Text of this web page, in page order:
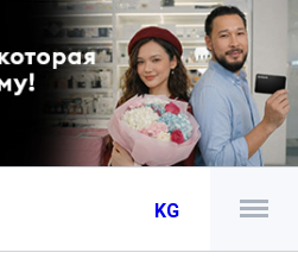
KG